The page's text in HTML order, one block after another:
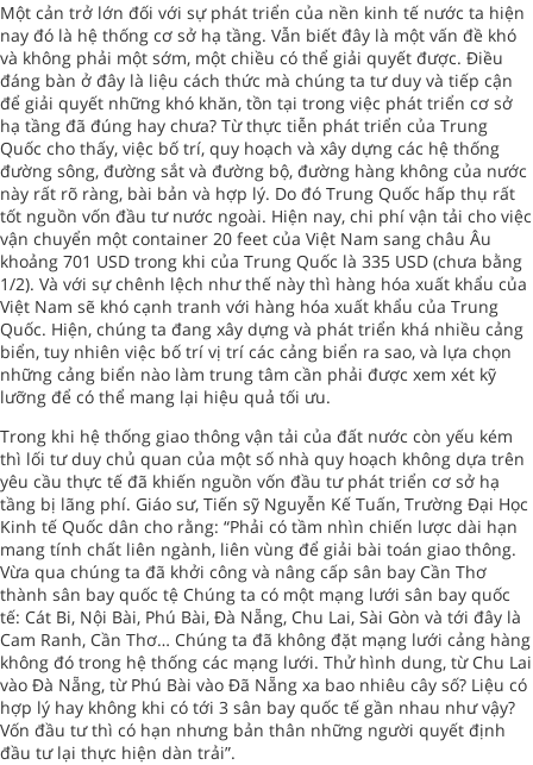
Một cản trở lớn đối với sự phát triển của nền kinh tế nước ta hiện
nay đó là hệ thống cơ sở hạ tầng. Vẫn biết đây là một vấn đề khó
và không phải một sớm, một chiều có thể giải quyết được. Điều
đáng bàn ở đây là liệu cách thức mà chúng ta tư duy và tiếp cận
để giải quyết những khó khăn, tồn tại trong việc phát triển cơ sở
hạ tầng đã đúng hay chưa? Từ thực tiễn phát triển của Trung
Quốc cho thấy, việc bố trí, quy hoạch và xây dựng các hệ thống
đường sông, đường sắt và đường bộ, đường hàng không của nước
này rất rõ ràng, bài bản và hợp lý. Do đó Trung Quốc hấp thụ rất
tốt nguồn vốn đầu tư nước ngoài. Hiện nay, chi phí vận tải cho việc
vận chuyển một container 20 feet của Việt Nam sang châu Âu
khoảng 701 USD trong khi của Trung Quốc là 335 USD (chưa bằng
1/2). Và với sự chênh lệch như thế này thì hàng hóa xuất khẩu của
Việt Nam sẽ khó cạnh tranh với hàng hóa xuất khẩu của Trung
Quốc. Hiện, chúng ta đang xây dựng và phát triển khá nhiều cảng
biển, tuy nhiên việc bố trí vị trí các cảng biển ra sao, và lựa chọn
những cảng biển nào làm trung tâm cần phải được xem xét kỹ
lưỡng để có thể mang lại hiệu quả tối ưu.
Trong khi hệ thống giao thông vận tải của đất nước còn yếu kém
thì lối tư duy chủ quan của một số nhà quy hoạch không dựa trên
yêu cầu thực tế đã khiến nguồn vốn đầu tư phát triển cơ sở hạ
tầng bị lãng phí. Giáo sư, Tiến sỹ Nguyễn Kế Tuấn, Trường Đại Học
Kinh tế Quốc dân cho rằng: “Phải có tầm nhìn chiến lược dài hạn
mang tính chất liên ngành, liên vùng để giải bài toán giao thông.
Vừa qua chúng ta đã khởi công và nâng cấp sân bay Cần Thơ
thành sân bay quốc tệ Chúng ta có một mạng lưới sân bay quốc
tế: Cát Bi, Nội Bài, Phú Bài, Đà Nẵng, Chu Lai, Sài Gòn và tới đây là
Cam Ranh, Cần Thơ… Chúng ta đã không đặt mạng lưới cảng hàng
không đó trong hệ thống các mạng lưới. Thử hình dung, từ Chu Lai
vào Đà Nẵng, từ Phú Bài vào Đã Nẵng xa bao nhiêu cây số? Liệu có
hợp lý hay không khi có tới 3 sân bay quốc tế gần nhau như vậy?
Vốn đầu tư thì có hạn nhưng bản thân những người quyết định
đầu tư lại thực hiện dàn trải”.